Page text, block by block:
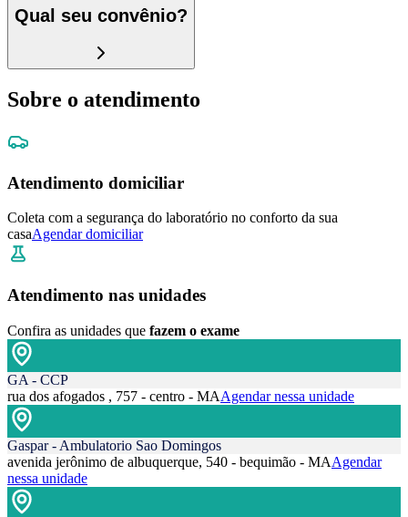
Qual seu convênio?
Sobre o atendimento
Atendimento domiciliar
Coleta com a segurança do laboratório no conforto da sua
casaAgendar domiciliar
Atendimento nas unidades
Confira as unidades que fazem o exame
GA - CCP
rua dos afogados , 757 - centro - MAAgendar nessa unidade
Gaspar - Ambulatorio Sao Domingos
avenida jerônimo de albuquerque, 540 - bequimão - MAAgendar
nessa unidade